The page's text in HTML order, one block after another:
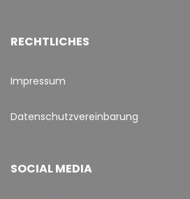
RECHTLICHES
Impressum
Datenschutzvereinbarung
SOCIAL MEDIA